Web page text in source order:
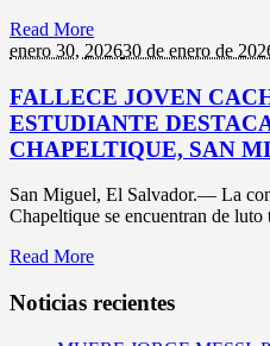
Read More
enero 30, 202630 de enero de
FALLECE JOVEN
ESTUDIANTE
CHAPELTIQUE, SAN
San Miguel, El Salvador.— La
Chapeltique se encuentran de
Read More
Noticias recientes